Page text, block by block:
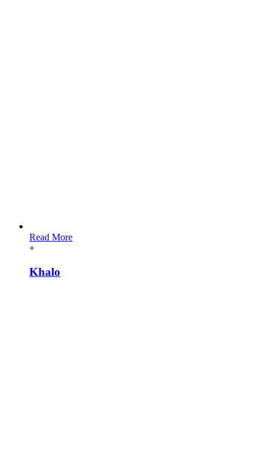
Read More
+
Khalo